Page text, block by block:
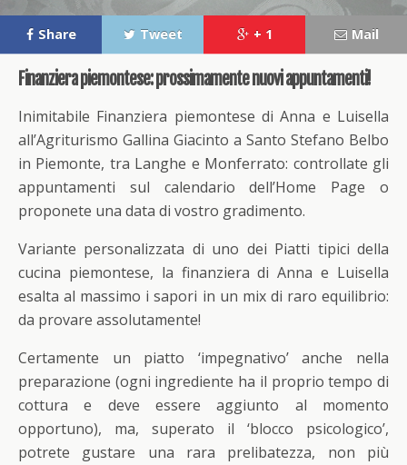
Share Tweet + 1 Mail
Finanziera piemontese: prossimamente nuovi appuntamenti!
Inimitabile Finanziera piemontese di Anna e Luisella
all’Agriturismo Gallina Giacinto a Santo Stefano Belbo
in Piemonte, tra Langhe e Monferrato: controllate gli
appuntamenti sul calendario dell’Home Page o
proponete una data di vostro gradimento.
Variante personalizzata di uno dei Piatti tipici della
cucina piemontese, la finanziera di Anna e Luisella
esalta al massimo i sapori in un mix di raro equilibrio:
da provare assolutamente!
Certamente un piatto ‘impegnativo’ anche nella
preparazione (ogni ingrediente ha il proprio tempo di
cottura e deve essere aggiunto al momento
opportuno), ma, superato il ‘blocco psicologico’,
potrete gustare una rara prelibatezza, non più